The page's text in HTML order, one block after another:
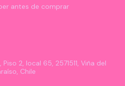
antes de comprar
2, local 65, 2571511, Viña del
Chile